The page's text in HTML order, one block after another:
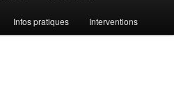
Infos pratiques Interventions